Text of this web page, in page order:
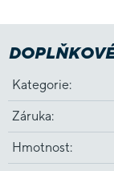
Kategorie:
Záruka:
Hmotnost: